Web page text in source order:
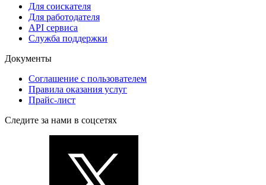
Для соискателя
Для работодателя
API сервиса
Служба поддержки
Документы
Соглашение с пользователем
Правила оказания услуг
Прайс-лист
Следите за нами в соцсетях